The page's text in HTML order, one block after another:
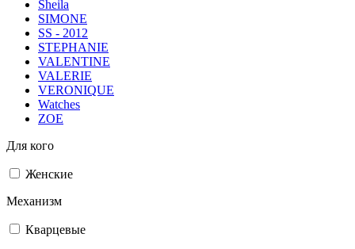
Sheila
SIMONE
SS - 2012
STEPHANIE
VALENTINE
VALERIE
VERONIQUE
Watches
ZOE
Для кого
Женские
Механизм
Кварцевые